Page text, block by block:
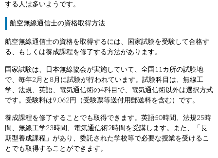
する人は多いようです。
航空無線通信士の資格取得方法
航空無線通信士の資格を取得するには、国家試験を受験して合格す
る、もしくは養成課程を修了する方法があります。
国家試験は、日本無線協会が実施していて、全国11カ所の試験地
で、毎年2月と8月に試験が行われています。試験科目は、無線工
学、法規、英語、電気通信術の4科目で、電気通信術以外は選択方式
です。受験料は9,062円（受験票等送付用郵送料を含む）です。
養成課程を修了することでも取得できます。英語50時間、法規25時
間、無線工学23時間、電気通信術2時間を受講します。また、「長
期型養成課程」があり、委託された学校等で必要な授業を受けるこ
とでも取得することができます。